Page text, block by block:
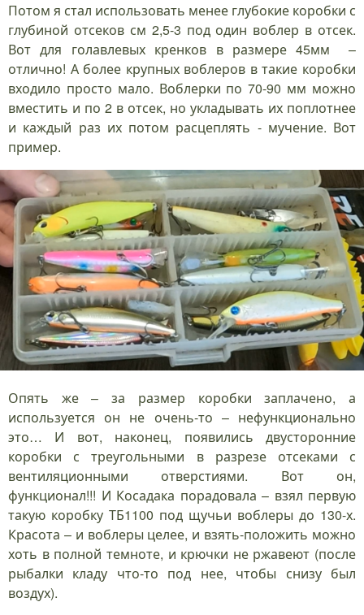
Потом я стал использовать менее глубокие коробки с
глубиной отсеков см 2,5-3 под один воблер в отсек.
Вот для голавлевых кренков в размере 45мм –
отлично! А более крупных воблеров в такие коробки
входило просто мало. Воблерки по 70-90 мм можно
вместить и по 2 в отсек, но укладывать их поплотнее
и каждый раз их потом расцеплять - мучение. Вот
пример.
Опять же – за размер коробки заплачено, а
используется он не очень-то – нефункционально
это… И вот, наконец, появились двусторонние
коробки с треугольными в разрезе отсеками с
вентиляционными отверстиями. Вот он,
функционал!!! И Косадака порадовала – взял первую
такую коробку ТБ1100 под щучьи воблеры до 130-х.
Красота – и воблеры целее, и взять-положить можно
хоть в полной темноте, и крючки не ржавеют (после
рыбалки кладу что-то под нее, чтобы снизу был
воздух).